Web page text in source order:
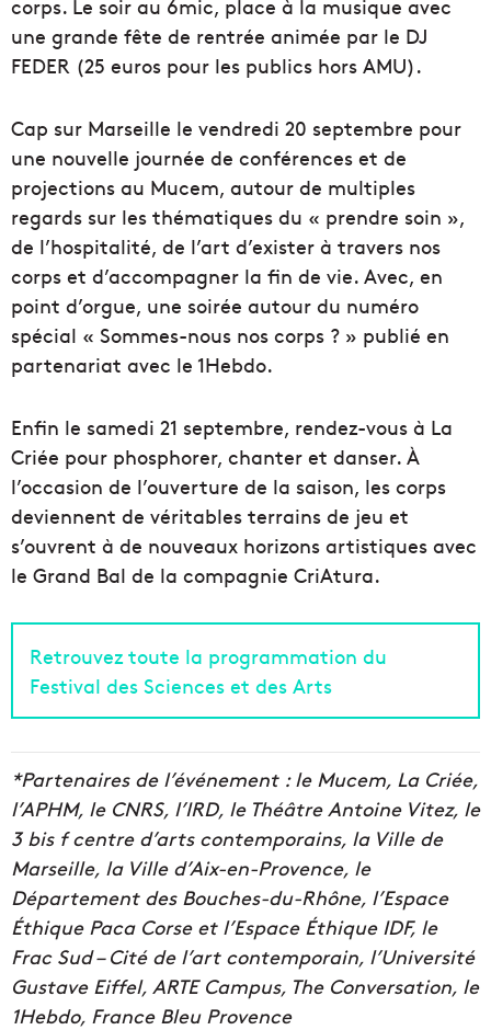
corps. Le soir au 6mic, place à la musique avec
une grande fête de rentrée animée par le DJ
FEDER (25 euros pour les publics hors AMU).
Cap sur Marseille le vendredi 20 septembre pour
une nouvelle journée de conférences et de
projections au Mucem, autour de multiples
regards sur les thématiques du « prendre soin »,
de l’hospitalité, de l’art d’exister à travers nos
corps et d’accompagner la fin de vie. Avec, en
point d’orgue, une soirée autour du numéro
spécial « Sommes-nous nos corps ? » publié en
partenariat avec le 1Hebdo.
Enfin le samedi 21 septembre, rendez-vous à La
Criée pour phosphorer, chanter et danser. À
l’occasion de l’ouverture de la saison, les corps
deviennent de véritables terrains de jeu et
s’ouvrent à de nouveaux horizons artistiques avec
le Grand Bal de la compagnie CriAtura.
Retrouvez toute la programmation du
Festival des Sciences et des Arts
*Partenaires de l’événement : le Mucem, La Criée,
l’APHM, le CNRS, l’IRD, le Théâtre Antoine Vitez, le
3 bis f centre d’arts contemporains, la Ville de
Marseille, la Ville d’Aix-en-Provence, le
Département des Bouches-du-Rhône, l’Espace
Éthique Paca Corse et l’Espace Éthique IDF, le
Frac Sud – Cité de l’art contemporain, l’Université
Gustave Eiffel, ARTE Campus, The Conversation, le
1Hebdo, France Bleu Provence